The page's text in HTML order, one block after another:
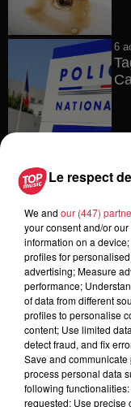
6
6
5
Le respect
We and our (447)
your consent and/or
information on a
profiles for
advertising; Measure
performance;
of data from different
profiles to personalise
content; Use limited
detect fraud, and fix
Save and
process personal data
following
requested; Use precise